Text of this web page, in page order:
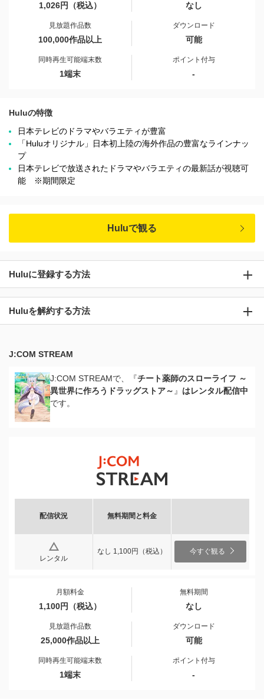
1,026円（税込） なし
見放題作品数
100,000作品以上
ダウンロード
可能
同時再生可能端末数
1端末
ポイント付与
-
Huluの特徴
日本テレビのドラマやバラエティが豊富
「Huluオリジナル」日本初上陸の海外作品の豊富なラインナッ
プ
日本テレビで放送されたドラマやバラエティの最新話が視聴可
能 ※期間限定
Huluで観る
Huluに登録する方法
Huluを解約する方法
J:COM STREAM
J:COM STREAMで、『チート薬師のスローライフ ～
異世界に作ろうドラッグストア～ 』 はレンタル配信中
です。
配信状況 無料期間と料金
レンタル
なし 1,100円（税込） 今すぐ観る
月額料金
1,100円（税込）
無料期間
なし
見放題作品数
25,000作品以上
ダウンロード
可能
同時再生可能端末数
1端末
ポイント付与
-